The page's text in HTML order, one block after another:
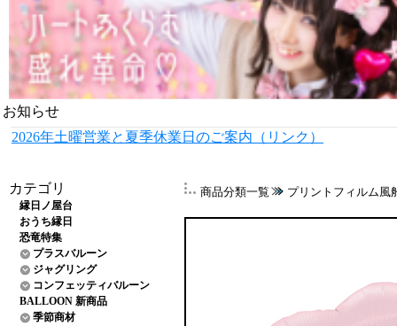
お知らせ
2026年土曜営業と夏季休業日のご案内（リンク）
カテゴリ
縁日ノ屋台
おうち縁日
恐竜特集
プラスバルーン
ジャグリング
コンフェッティバルーン
BALLOON 新商品
季節商材
商品分類一覧 プリントフィルム風